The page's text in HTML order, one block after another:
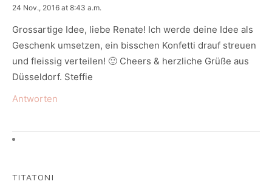
says:
24 Nov., 2016 at 8:43 a.m.
Grossartige Idee, liebe Renate! Ich werde deine Idee als
Geschenk umsetzen, ein bisschen Konfetti drauf streuen
und fleissig verteilen! 🙂 Cheers & herzliche Grüße aus
Düsseldorf. Steffie
Antworten
TITATONI